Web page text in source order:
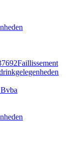
Faillissement